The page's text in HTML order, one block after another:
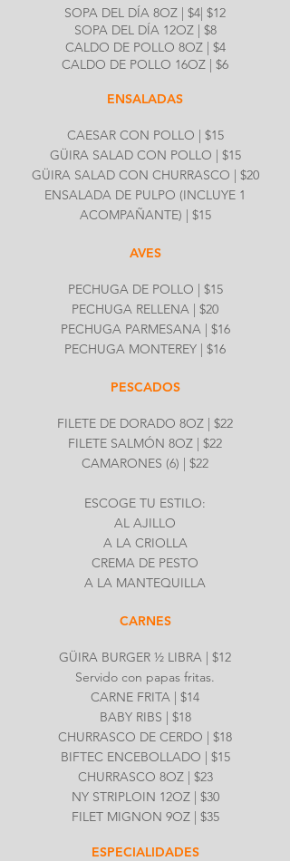
SOPA DEL DÍA 8OZ | $4| $12
SOPA DEL DÍA 12OZ | $8
CALDO DE POLLO 8OZ | $4
CALDO DE POLLO 16OZ | $6
ENSALADAS
CAESAR CON POLLO | $15
GÜIRA SALAD CON POLLO | $15
GÜIRA SALAD CON CHURRASCO | $20
ENSALADA DE PULPO (INCLUYE 1
ACOMPAÑANTE) | $15
AVES
PECHUGA DE POLLO | $15
PECHUGA RELLENA | $20
PECHUGA PARMESANA | $16
PECHUGA MONTEREY | $16
PESCADOS
FILETE DE DORADO 8OZ | $22
FILETE SALMÓN 8OZ | $22
CAMARONES (6) | $22
ESCOGE TU ESTILO:
AL AJILLO
A LA CRIOLLA
CREMA DE PESTO
A LA MANTEQUILLA
CARNES
GÜIRA BURGER ½ LIBRA | $12
Servido con papas fritas.
CARNE FRITA | $14
BABY RIBS | $18
CHURRASCO DE CERDO | $18
BIFTEC ENCEBOLLADO | $15
CHURRASCO 8OZ | $23
NY STRIPLOIN 12OZ | $30
FILET MIGNON 9OZ | $35
ESPECIALIDADES